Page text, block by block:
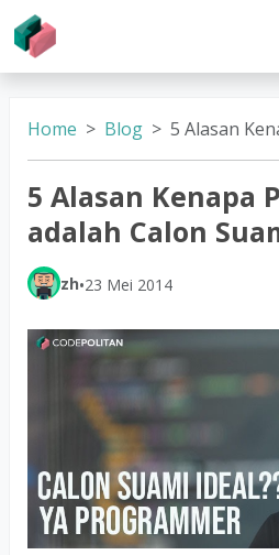
Home Blog 5 Alasan Kenapa Programmer adalah
5 Alasan Kenapa
adalah Calon
zh•23 Mei 2014